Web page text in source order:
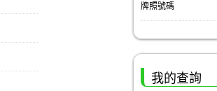
牌照號碼
我的查詢